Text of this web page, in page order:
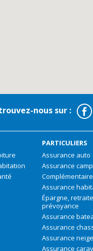
nous sur :
PARTICULIERS
Assurance auto
Assurance
Assurance
Épargne,
prévoyance
Assurance
Assurance
Assurance neige
Assurance